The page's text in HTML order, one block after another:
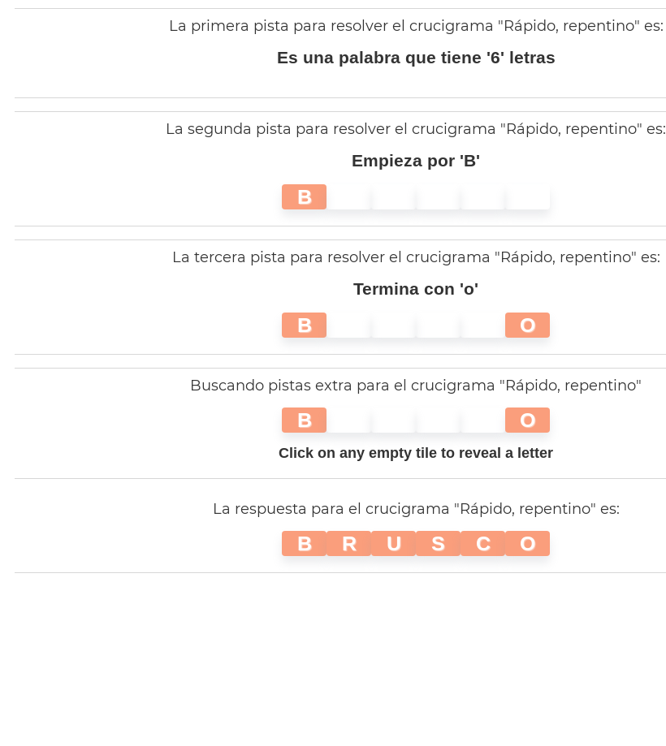
La primera pista para resolver el crucigrama "Rápido, repentino" es:
Es una palabra que tiene '6' letras
La segunda pista para resolver el crucigrama "Rápido, repentino" es:
Empieza por 'B'
B
La tercera pista para resolver el crucigrama "Rápido, repentino" es:
Termina con 'o'
B O
Buscando pistas extra para el crucigrama "Rápido, repentino"
B O
Click on any empty tile to reveal a letter
La respuesta para el crucigrama "Rápido, repentino" es:
B R U S C O